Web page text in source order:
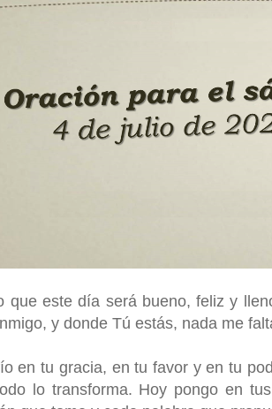
que este día será bueno, feliz y
y donde Tú estás, nada me
en tu gracia, en tu favor y en tu
lo transforma. Hoy pongo en